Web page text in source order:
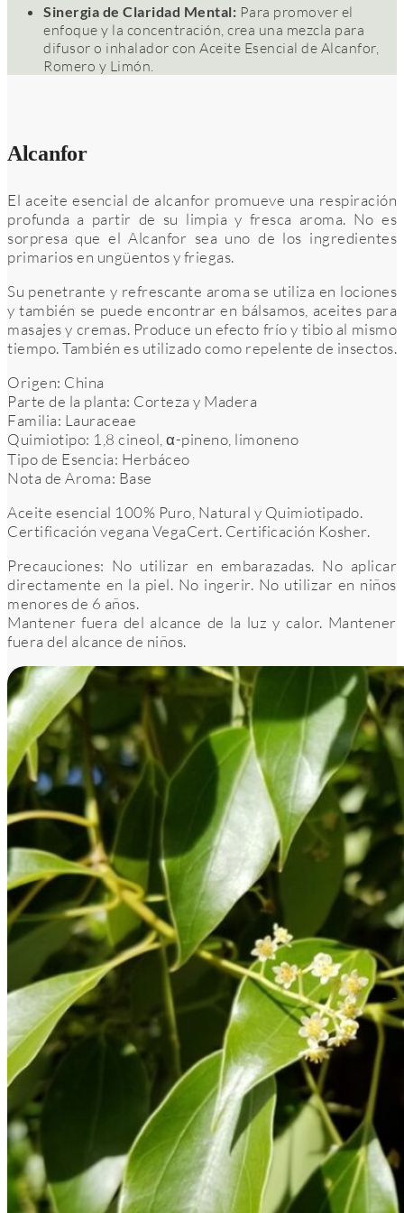
Sinergia de Claridad Mental: Para promover el
enfoque y la concentración, crea una mezcla para
difusor o inhalador con Aceite Esencial de Alcanfor,
Romero y Limón.
Alcanfor
El aceite esencial de alcanfor promueve una respiración
profunda a partir de su limpia y fresca aroma. No es
sorpresa que el Alcanfor sea uno de los ingredientes
primarios en ungüentos y friegas.
Su penetrante y refrescante aroma se utiliza en lociones
y también se puede encontrar en bálsamos, aceites para
masajes y cremas. Produce un efecto frío y tibio al mismo
tiempo. También es utilizado como repelente de insectos.
Origen: China
Parte de la planta: Corteza y Madera
Familia: Lauraceae
Quimiotipo: 1,8 cineol, α-pineno, limoneno
Tipo de Esencia: Herbáceo
Nota de Aroma: Base
Aceite esencial 100% Puro, Natural y Quimiotipado.
Certificación vegana VegaCert. Certificación Kosher.
Precauciones: No utilizar en embarazadas. No aplicar
directamente en la piel. No ingerir. No utilizar en niños
menores de 6 años.
Mantener fuera del alcance de la luz y calor. Mantener
fuera del alcance de niños.